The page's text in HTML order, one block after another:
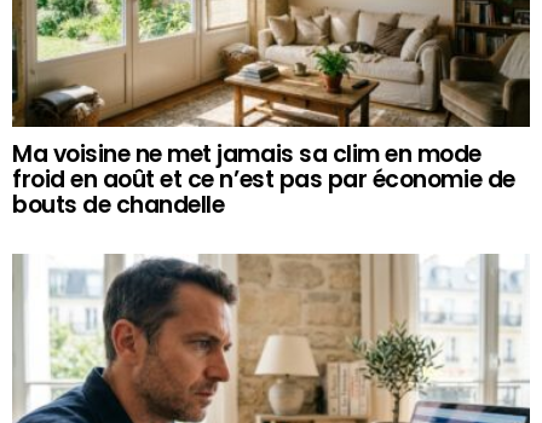
Ma voisine ne met jamais sa clim en mode
froid en août et ce n’est pas par économie de
bouts de chandelle